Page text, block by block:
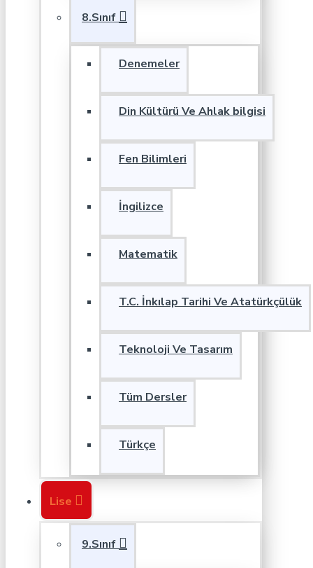
8.Sınıf
Denemeler
Din Kültürü Ve Ahlak bilgisi
Fen Bilimleri
İngilizce
Matematik
T.C. İnkılap Tarihi Ve Atatürkçülük
Teknoloji Ve Tasarım
Tüm Dersler
Türkçe
Lise
9.Sınıf